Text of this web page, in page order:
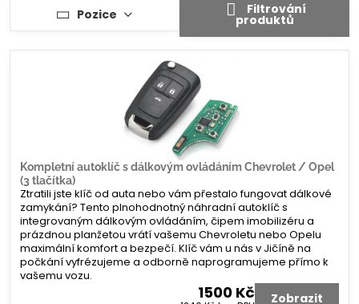
Pozice Filtrování
produktů
Kompletní autoklíč s dálkovým ovládáním Chevrolet / Opel
(3 tlačítka)
Ztratili jste klíč od auta nebo vám přestalo fungovat dálkové
zamykání? Tento plnohodnotný náhradní autoklíč s
integrovaným dálkovým ovládáním, čipem imobilizéru a
prázdnou planžetou vrátí vašemu Chevroletu nebo Opelu
maximální komfort a bezpečí. Klíč vám u nás v Jičíně na
počkání vyfrézujeme a odborně naprogramujeme přímo k
vašemu vozu.
1500 Kč Zobrazit